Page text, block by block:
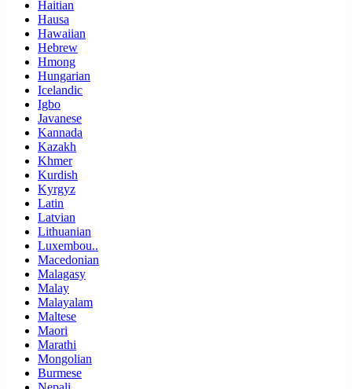
Haitian
Hausa
Hawaiian
Hebrew
Hmong
Hungarian
Icelandic
Igbo
Javanese
Kannada
Kazakh
Khmer
Kurdish
Kyrgyz
Latin
Latvian
Lithuanian
Luxembou..
Macedonian
Malagasy
Malay
Malayalam
Maltese
Maori
Marathi
Mongolian
Burmese